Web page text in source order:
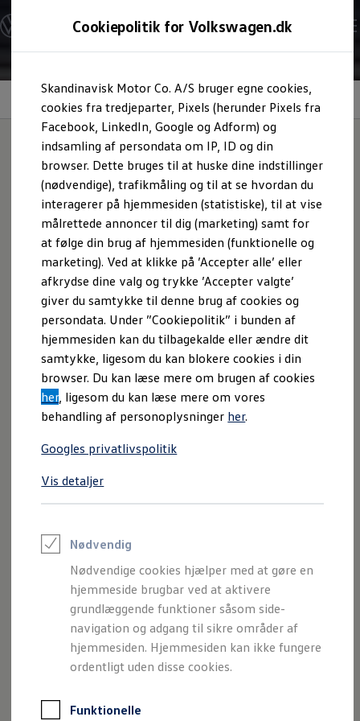
Cookiepolitik for Volkswagen.dk
Skandinavisk Motor Co. A/S bruger egne cookies,
cookies fra tredjeparter, Pixels (herunder Pixels fra
Facebook, LinkedIn, Google og Adform) og
indsamling af persondata om IP, ID og din
browser. Dette bruges til at huske dine indstillinger
(nødvendige), trafikmåling og til at se hvordan du
interagerer på hjemmesiden (statistiske), til at vise
målrettede annoncer til dig (marketing) samt for
at følge din brug af hjemmesiden (funktionelle og
marketing). Ved at klikke på ’Accepter alle’ eller
afkrydse dine valg og trykke ’Accepter valgte’
giver du samtykke til denne brug af cookies og
persondata. Under ”Cookiepolitik” i bunden af
hjemmesiden kan du tilbagekalde eller ændre dit
samtykke, ligesom du kan blokere cookies i din
browser. Du kan læse mere om brugen af cookies
her, ligesom du kan læse mere om vores
behandling af personoplysninger her.
Googles privatlivspolitik
Vis detaljer
Nødvendig
Nødvendige cookies hjælper med at gøre en
hjemmeside brugbar ved at aktivere
grundlæggende funktioner såsom side-
navigation og adgang til sikre områder af
hjemmesiden. Hjemmesiden kan ikke fungere
ordentligt uden disse cookies.
Funktionelle
hovedindhold
footer
Modeller og konfigurator
Byg din Volkswagen
Alle modeller
Kend din Volkswagen
Erhvervsbiler
Værktøjskassen
ConnectedFleet
Service
California on Tour app
Elektriske biler
Elbiler
ID. Polo
ID. Cross
ID.3 Neo
ID.4
ID.5
ID.7
ID.7 Tourer
ID. Buzz
Konceptbiler
ID. EVERY1
ID. 2all & ID. GTI
Varebiler på el
Elektromobilitet i dagligdagen
Eldrevne modeller
ID. Buzz Cargo
Opladning og Rækkevidde
Opladning med Clever
Opladning med Clever - Erhvervsbiler
Udregn din rækkevidde
Lær din ID. at kende
Varmepumpe
Energieffektivitet
Teaser Battery Regulation
Software og konnektivitet
ID. Software 6.0
ID.- softwareversioner og opdateringer
Grænseflader til din ID.
Køb og leasing
Lagerbiler til hurtig levering
Book en prøvetur
Eksteriør
En SUV med karakter:
T‑Cross